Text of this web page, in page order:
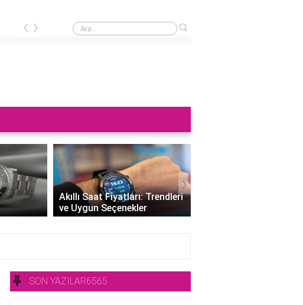
Saat neden sağa takılmaz?
‹ ›
Akıllı Saat Fiyatları: Trendleri
ve Uygun Seçenekler
›
SON YAZILAR6565